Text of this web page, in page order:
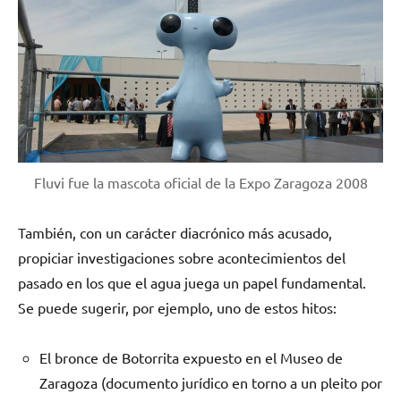
Fluvi fue la mascota oficial de la Expo Zaragoza 2008
También, con un carácter diacrónico más acusado,
propiciar investigaciones sobre acontecimientos del
pasado en los que el agua juega un papel fundamental.
Se puede sugerir, por ejemplo, uno de estos hitos:
El bronce de Botorrita expuesto en el Museo de
Zaragoza (documento jurídico en torno a un pleito por